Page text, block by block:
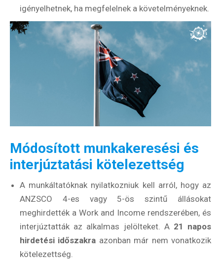
igényelhetnek, ha megfelelnek a követelményeknek.
Módosított munkakeresési és
interjúztatási kötelezettség
A munkáltatóknak nyilatkozniuk kell arról, hogy az
ANZSCO 4-es vagy 5-ös szintű állásokat
meghirdették a Work and Income rendszerében, és
interjúztatták az alkalmas jelölteket. A 21 napos
hirdetési időszakra azonban már nem vonatkozik
kötelezettség.